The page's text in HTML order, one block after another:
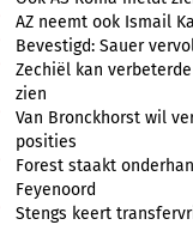
AZ neemt ook Ismail
Bevestigd: Sauer
Zechiël kan
zien
Van Bronckhorst wil
posities
Forest staakt
Feyenoord
Stengs keert